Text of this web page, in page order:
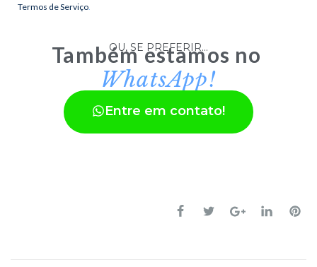
Termos de Serviço
OU, SE PREFERIR...
Também estamos no
WhatsApp!
Entre em contato!